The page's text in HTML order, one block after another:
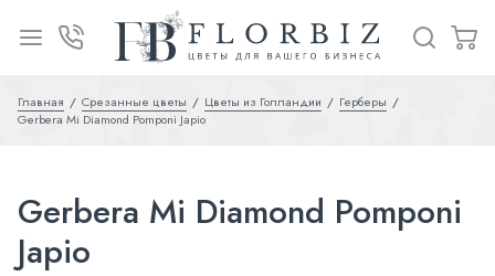
Главная Срезанные цветы Цветы из Голландии
Герберы
Gerbera Mi Diamond Pomponi Japio
Gerbera Mi Diamond Pomponi
Japio